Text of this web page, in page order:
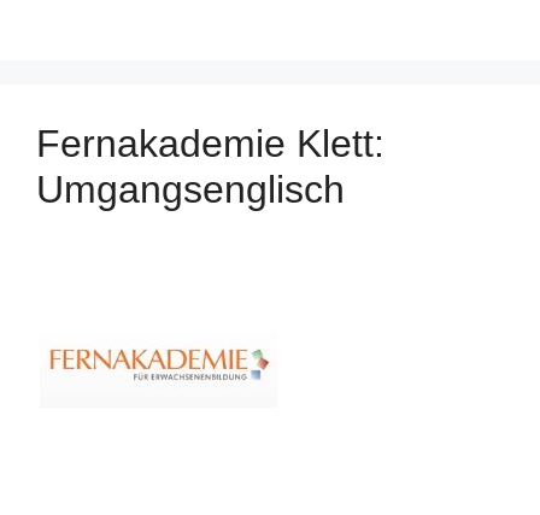
Fernakademie Klett:
Umgangsenglisch